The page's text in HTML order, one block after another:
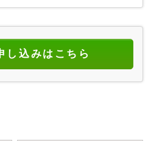
し込みはこちら